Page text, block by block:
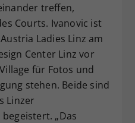
treffen,
Courts. Ivanovic ist
Ladies Linz am
Center Linz vor
für Fotos und
stehen. Beide sind
Linzer
„Das